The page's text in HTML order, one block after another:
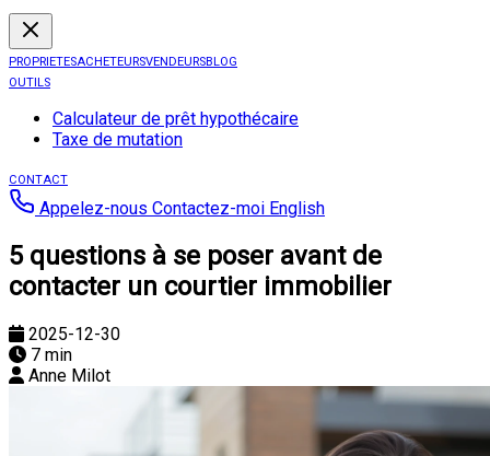
PROPRIETESACHETEURSVENDEURSBLOG
OUTILS
Calculateur de prêt hypothécaire
Taxe de mutation
CONTACT
Appelez-nous Contactez-moi English
5 questions à se poser avant de
contacter un courtier immobilier
2025-12-30
7 min
Anne Milot